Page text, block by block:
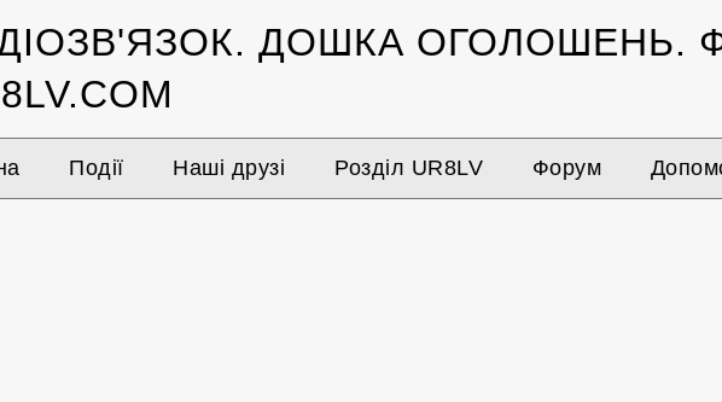
ДОШКА ОГОЛОШЕНЬ.
Події Наші друзі Розділ UR8LV Форум